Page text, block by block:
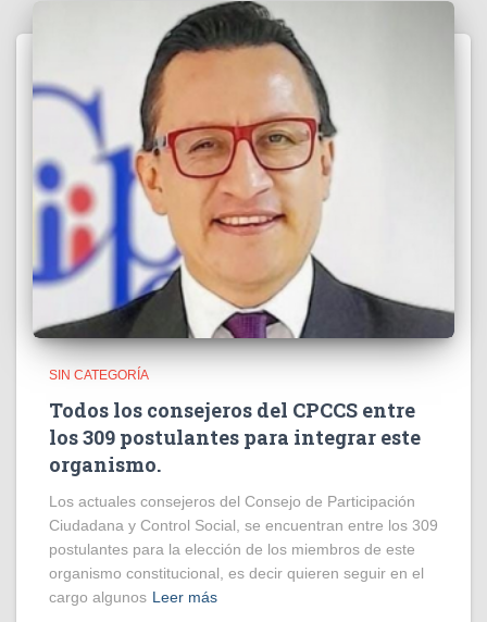
SIN CATEGORÍA
Todos los consejeros del CPCCS entre
los 309 postulantes para integrar este
organismo.
Los actuales consejeros del Consejo de Participación
Ciudadana y Control Social, se encuentran entre los 309
postulantes para la elección de los miembros de este
organismo constitucional, es decir quieren seguir en el
cargo algunos Leer más